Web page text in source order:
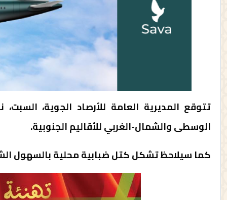
تتوقع المديرية العامة للأرصاد الجوية،
الوسطى والشمال-الغربي للأقاليم الجنوبية.
كما سيلاحظ تشكل كتل ضبابية محلية بالسهول